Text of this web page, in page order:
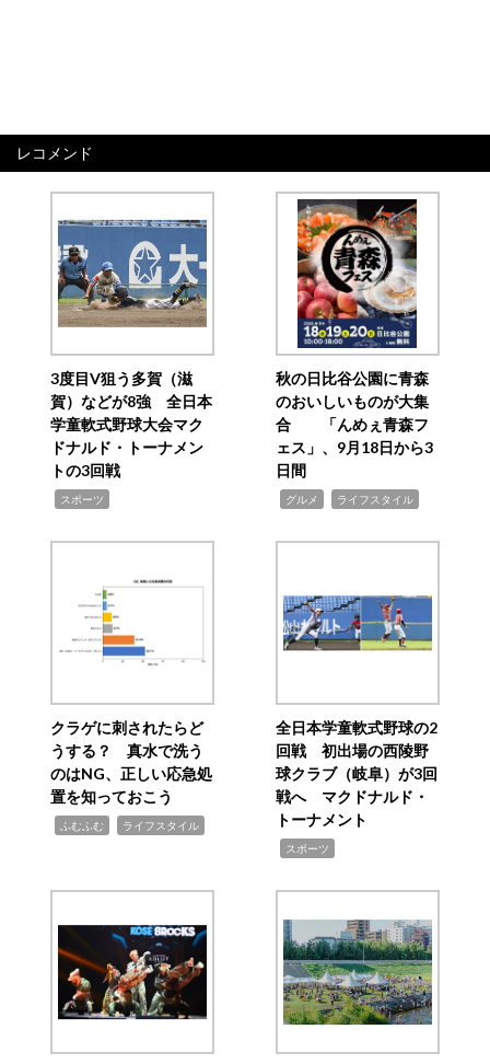
レコメンド
3度目V狙う多賀（滋
賀）などが8強 全日本
学童軟式野球大会マク
ドナルド・トーナメン
トの3回戦
スポーツ
秋の日比谷公園に青森
のおいしいものが大集
合 「んめぇ青森フ
ェス」、9月18日から3
日間
グルメ ライフスタイル
クラゲに刺されたらど
うする？ 真水で洗う
のはNG、正しい応急処
置を知っておこう
ふむふむ ライフスタイル
全日本学童軟式野球の2
回戦 初出場の西陵野
球クラブ（岐阜）が3回
戦へ マクドナルド・
トーナメント
スポーツ